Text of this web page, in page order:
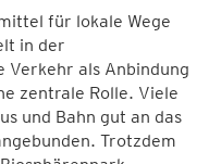
für lokale Wege
in der
Verkehr als Anbindung
zentrale Rolle. Viele
und Bahn gut an das
Trotzdem